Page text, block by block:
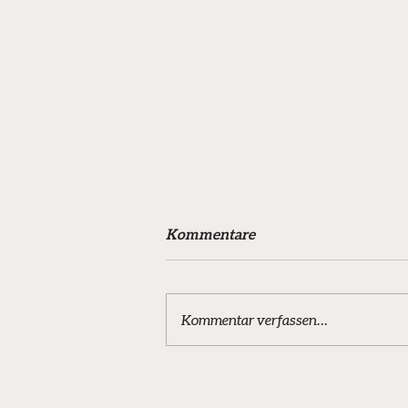
Kommentare
Kommentar verfassen...